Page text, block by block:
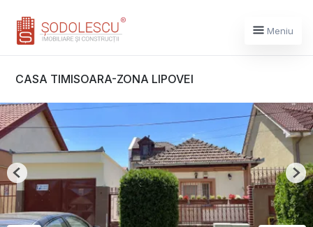
Meniu
CASA TIMISOARA-ZONA LIPOVEI
Previous